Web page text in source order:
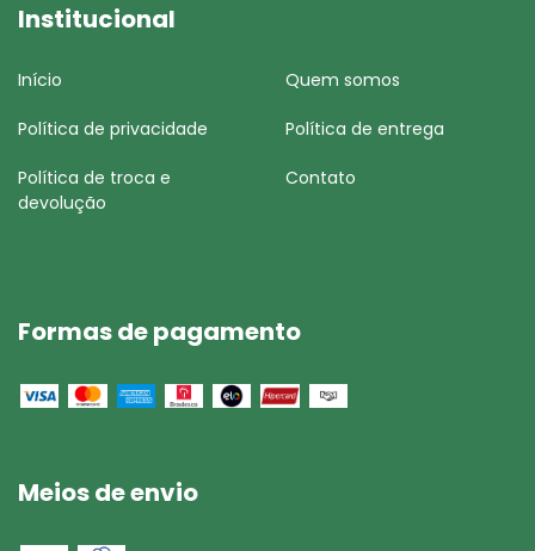
Institucional
Início Quem somos
Política de privacidade Política de entrega
Política de troca e
devolução
Contato
Formas de pagamento
Meios de envio